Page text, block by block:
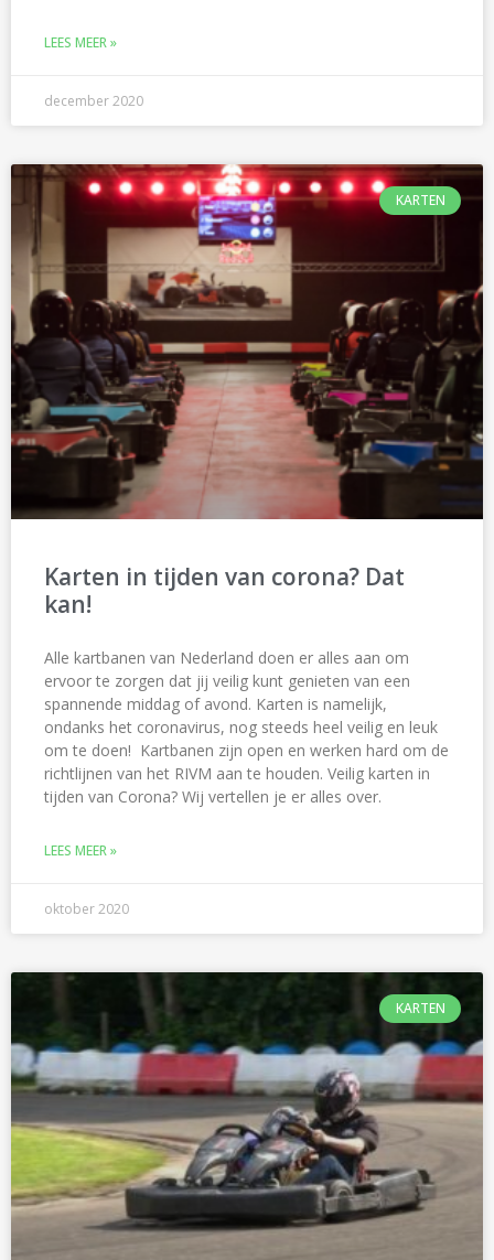
LEES MEER »
december 2020
KARTEN
Karten in tijden van corona? Dat
kan!
Alle kartbanen van Nederland doen er alles aan om
ervoor te zorgen dat jij veilig kunt genieten van een
spannende middag of avond. Karten is namelijk,
ondanks het coronavirus, nog steeds heel veilig en leuk
om te doen! Kartbanen zijn open en werken hard om de
richtlijnen van het RIVM aan te houden. Veilig karten in
tijden van Corona? Wij vertellen je er alles over.
LEES MEER »
oktober 2020
KARTEN